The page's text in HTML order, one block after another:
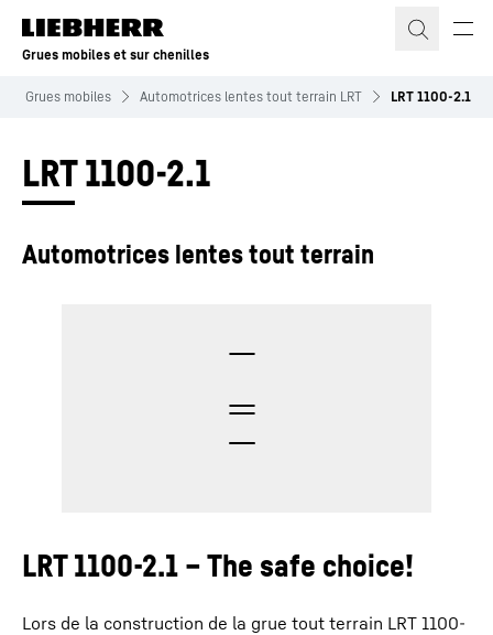
Grues mobiles et sur chenilles
Grues mobiles Automotrices lentes tout terrain LRT LRT 1100-2.1
LRT 1100-2.1
Automotrices lentes tout terrain
LRT 1100-2.1 – The safe choice!
Lors de la construction de la grue tout terrain LRT 1100-